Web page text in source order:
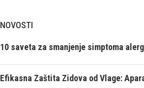
NOVOSTI
10 saveta za smanjenje simptoma
Efikasna Zaštita Zidova od Vlage: